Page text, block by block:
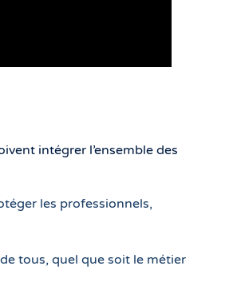
intégrer l’ensemble des
les professionnels,
tous, quel que soit le métier